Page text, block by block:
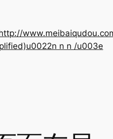
n n /u003e